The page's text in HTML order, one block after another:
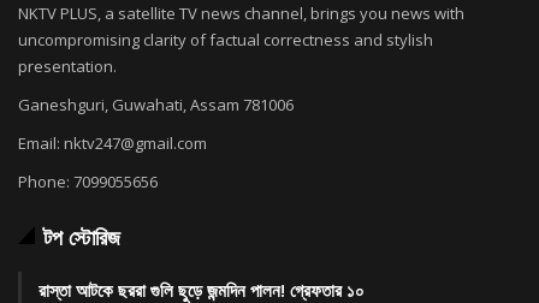
NKTV PLUS, a satellite TV news channel, brings you news with
uncompromising clarity of factual correctness and stylish
presentation.
Ganeshguri, Guwahati, Assam 781006
Email: nktv247@gmail.com
Phone: 7099055656
টপ স্টোরিজ
রাস্তা আটকে ছররা গুলি ছুড়ে জন্মদিন পালন! গ্রেফতার ১০